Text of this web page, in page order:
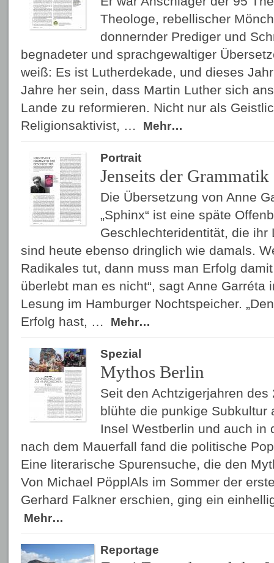
Theologe, rebellischer
donnernder Prediger und
begnadeter und sprachgewaltiger
weiß: Es ist Lutherdekade, und dieses
Jahre her sein, dass Martin Luther sich
Lande zu reformieren. Nicht nur als
Religionsaktivist, …
Mehr…
Portrait
Jenseits der
Die Übersetzung von Anne
„Sphinx“ ist eine späte
Geschlechteridentität, die ihr
sind heute ebenso dringlich wie damals.
Radikales tut, dann muss man Erfolg
überlebt man es nicht“, sagt Anne Garréta
Lesung im Hamburger Nochtspeicher.
Erfolg hast, …
Mehr…
Spezial
Mythos Berlin
Seit den Achtzigerjahren des
blühte die punkige Subkultur
Insel Westberlin und auch in
nach dem Mauerfall fand die politische
Eine literarische Spurensuche, die den
Von Michael PöpplAls im Sommer der
Gerhard Falkner erschien, ging ein
Mehr…
Reportage